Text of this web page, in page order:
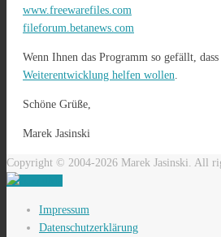
www.freewarefiles.com
fileforum.betanews.com
Wenn Ihnen das Programm so gefällt,
Weiterentwicklung helfen wollen.
Schöne Grüße,
Marek Jasinski
Copyright © 2004-2026 Marek Jasinski. All
Impressum
Datenschutzerklärung